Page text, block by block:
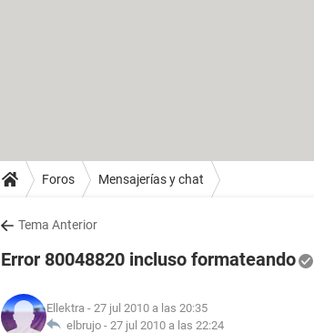
Foros Mensajerías y chat
Tema Anterior
Error 80048820 incluso formateando
Ellektra - 27 jul 2010 a las 20:35
elbrujo - 27 jul 2010 a las 22:24